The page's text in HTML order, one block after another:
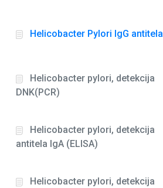
Helicobacter Pylori IgG antitela
Helicobacter pylori, detekcija
DNK(PCR)
Helicobacter pylori, detekcija
antitela IgA (ELISA)
Helicobacter pylori, detekcija